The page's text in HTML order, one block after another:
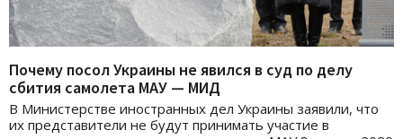
Почему посол Украины не явился в суд по делу
сбития самолета МАУ — МИД
В Министерстве иностранных дел Украины заявили, что
их представители не будут принимать участие в